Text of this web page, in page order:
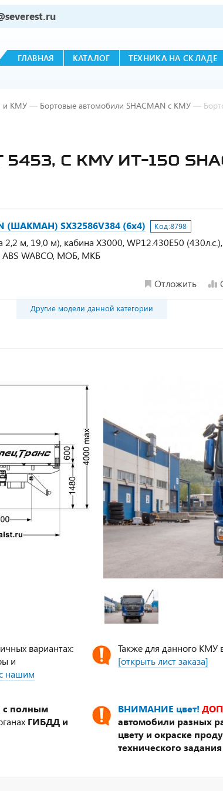
ГЛАВНАЯ КАТАЛОГ ТЕХНИКА НА СКЛАДЕ
и КМУ — Бортовые автомобили SHACMAN с КМУ —
С КМУ ИТ-150
(ШАКМАН) SX32586V384 (6х4) Код:8798
м, 19,0 м), кабина Х3000, WP12.430E50
ABS WABCO, МОБ, МКБ
Отложить
Другие модели данной категории
вариантах:
и
с нашим
Также для данного КМУ
[открыть лист заказа]
с полным
ГИБДД и
ВНИМАНИЕ цвет!
автомобили разных
цвету и окраске
технического